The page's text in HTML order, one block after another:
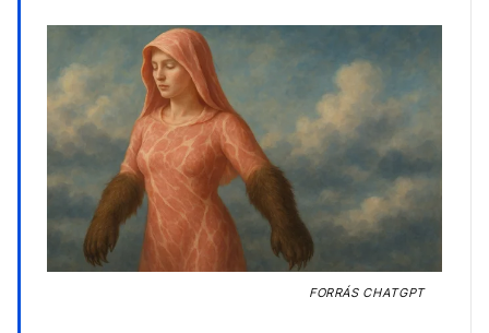
FORRÁSCHATGPT